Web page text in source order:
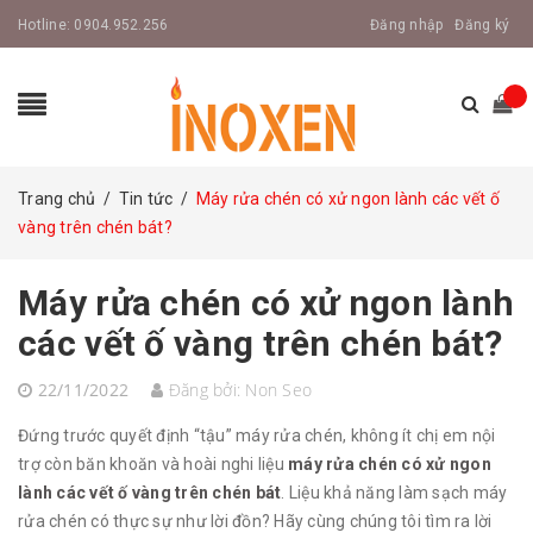
Hotline: 0904.952.256 Đăng nhập Đăng ký
Trang chủ / Tin tức / Máy rửa chén có xử ngon lành các vết ố
vàng trên chén bát?
Máy rửa chén có xử ngon lành
các vết ố vàng trên chén bát?
22/11/2022 Đăng bởi: Non Seo
Đứng trước quyết định “tậu” máy rửa chén, không ít chị em nội
trợ còn băn khoăn và hoài nghi liệu máy rửa chén có xử ngon
lành các vết ố vàng trên chén bát . Liệu khả năng làm sạch máy
rửa chén có thực sự như lời đồn? Hãy cùng chúng tôi tìm ra lời